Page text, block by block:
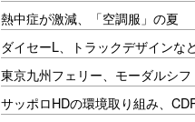
熱中症が激減、「空調服」の夏
ダイセーL、トラックデザインな
東京九州フェリー、モーダルシ
サッポロHDの環境取り組み、